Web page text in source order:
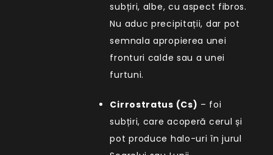
subțiri, albe, cu aspect fibros.
Nu aduc precipitații, dar pot
semnala apropierea unei
fronturi calde sau a unei
furtuni.
Cirrostratus (Cs) – foi
subțiri, care acoperă cerul și
pot produce halo-uri în jurul